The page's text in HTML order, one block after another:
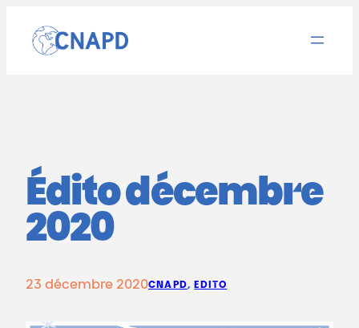
contenu
Édito décembre
2020
23 décembre 2020CNAPD, EDITO